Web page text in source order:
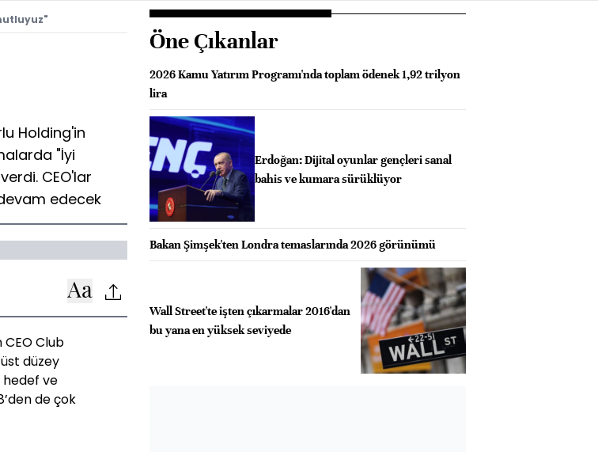
Holding'in
"İyi
CEO'lar
edecek
Club
düzey
hedef ve
de çok
Öne Çıkanlar
2026 Kamu Yatırım Programı'nda toplam ödenek 1,92 trilyon
lira
Erdoğan: Dijital oyunlar gençleri sanal
bahis ve kumara sürüklüyor
Bakan Şimşek'ten Londra temaslarında 2026 görünümü
Wall Street'te işten çıkarmalar 2016'dan
bu yana en yüksek seviyede